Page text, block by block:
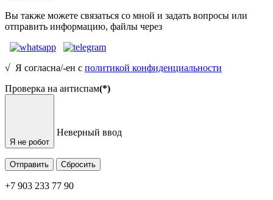
Вы также можете связаться со мной и задать вопросы или
отправить информацию, файлы через
√ Я согласна/-ен с политикой конфиденциальности
Проверка на антиспам(*)
Я не робот
Неверный ввод
Отправить Сбросить
+7 903 233 77 90